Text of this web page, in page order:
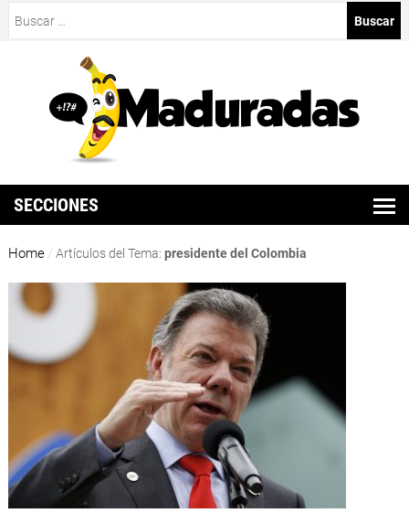
SECCIONES
Home / Artículos del Tema: presidente del Colombia